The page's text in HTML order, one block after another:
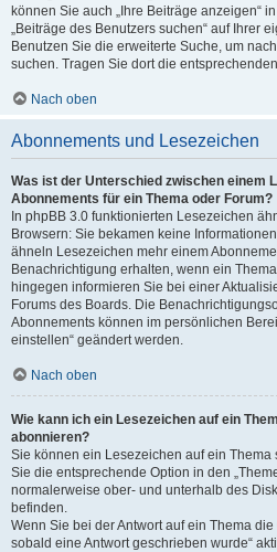
können Sie auch „Ihre Beiträge anzeigen“
„Beiträge des Benutzers suchen“ auf Ihrer
Benutzen Sie die erweiterte Suche, um
suchen. Tragen Sie dort die
Nach oben
Abonnements und Lesezeichen
Was ist der Unterschied zwischen einem
Abonnements für ein Thema oder Forum?
In phpBB 3.0 funktionierten Lesezeichen
Browsern: Sie bekamen keine
ähneln Lesezeichen mehr einem
Benachrichtigung erhalten, wenn ein
hingegen informieren Sie bei einer
Forums des Boards. Die
Abonnements können im persönlichen
einstellen“ geändert werden.
Nach oben
Wie kann ich ein Lesezeichen auf ein
abonnieren?
Sie können ein Lesezeichen auf ein
Sie die entsprechende Option in den
normalerweise ober- und unterhalb des
befinden.
Wenn Sie bei der Antwort auf ein Thema
sobald eine Antwort geschrieben wurde“